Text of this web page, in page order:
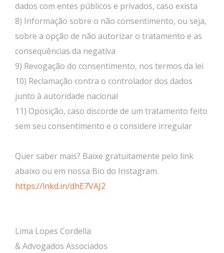
dados com entes públicos e privados, caso exista
8) Informação sobre o não consentimento, ou seja,
sobre a opção de não autorizar o tratamento e as
consequências da negativa
9) Revogação do consentimento, nos termos da lei
10) Reclamação contra o controlador dos dados
junto à autoridade nacional
11) Oposição, caso discorde de um tratamento feito
sem seu consentimento e o considere irregular
Quer saber mais? Baixe gratuitamente pelo link
abaixo ou em nossa Bio do Instagram.
https://lnkd.in/dhE7VAJ2
Lima Lopes Cordella
& Advogados Associados